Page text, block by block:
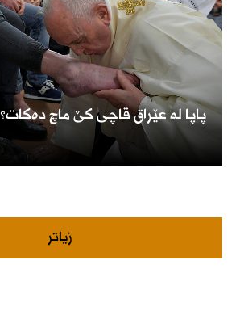
پاپا لە عێراق قاچی کێ ماچ دەکات؟
زیاتر